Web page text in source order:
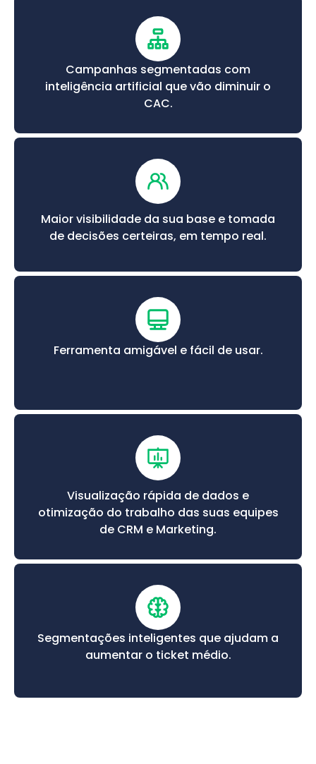
Campanhas segmentadas com
inteligência artificial que vão diminuir o
CAC.
Maior visibilidade da sua base e tomada
de decisões certeiras, em tempo real.
Ferramenta amigável e fácil de usar.
Visualização rápida de dados e
otimização do trabalho das suas equipes
de CRM e Marketing.
Segmentações inteligentes que ajudam a
aumentar o ticket médio.